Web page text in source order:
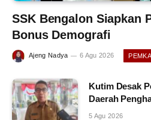
SSK Bengalon Siapkan
Bonus Demografi
Ajeng Nadya 6 Agu 2026
Kutim Desak
Daerah
5 Agu 2026